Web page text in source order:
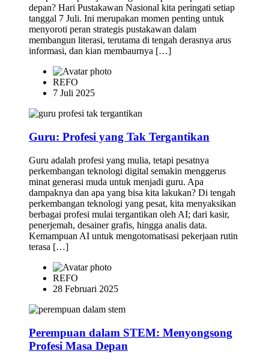
depan? Hari Pustakawan Nasional kita peringati setiap
tanggal 7 Juli. Ini merupakan momen penting untuk
menyoroti peran strategis pustakawan dalam
membangun literasi, terutama di tengah derasnya arus
informasi, dan kian membaurnya […]
REFO
7 Juli 2025
Guru: Profesi yang Tak Tergantikan
Guru adalah profesi yang mulia, tetapi pesatnya
perkembangan teknologi digital semakin menggerus
minat generasi muda untuk menjadi guru. Apa
dampaknya dan apa yang bisa kita lakukan? Di tengah
perkembangan teknologi yang pesat, kita menyaksikan
berbagai profesi mulai tergantikan oleh AI; dari kasir,
penerjemah, desainer grafis, hingga analis data.
Kemampuan AI untuk mengotomatisasi pekerjaan rutin
terasa […]
REFO
28 Februari 2025
Perempuan dalam STEM: Menyongsong
Profesi Masa Depan